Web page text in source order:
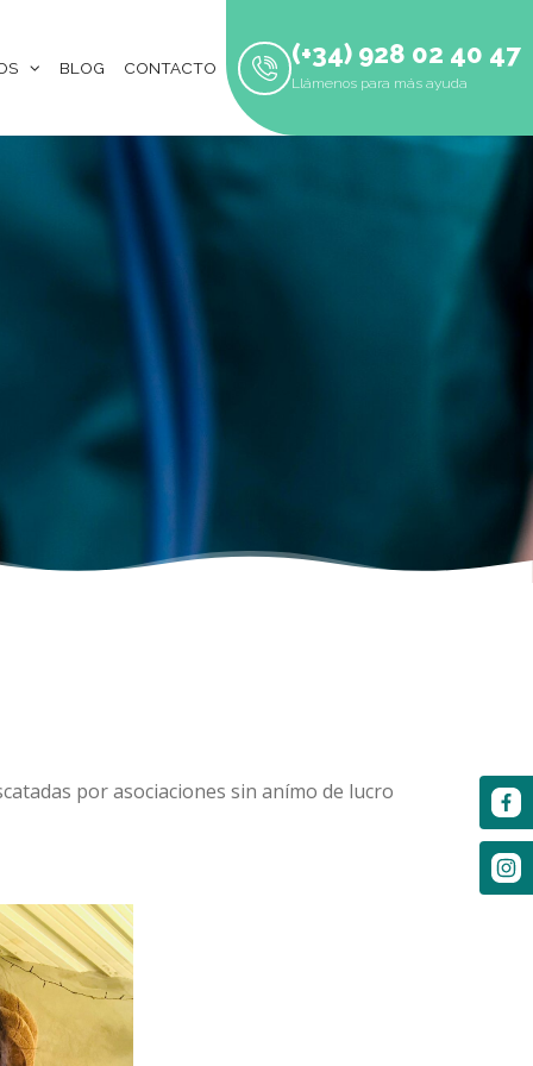
BLOG CONTACTO (+34) 928 02 40 47
Llámenos para más ayuda
por asociaciones sin anímo de lucro